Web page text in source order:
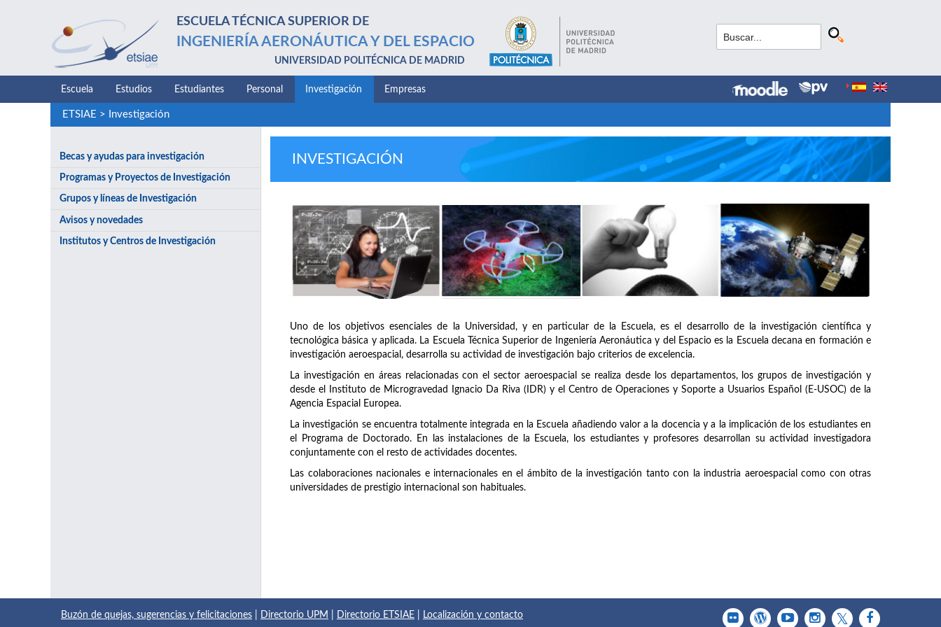
ESCUELA TÉCNICA SUPERIOR DE
INGENIERÍA AERONÁUTICA Y DEL ESPACIO
UNIVERSIDAD POLITÉCNICA DE MADRID
Escuela Estudios Estudiantes Personal Investigación Empresas
ETSIAE > Investigación
Becas y ayudas para investigación
Programas y Proyectos de Investigación
Grupos y líneas de Investigación
Avisos y novedades
Institutos y Centros de Investigación
INVESTIGACIÓN
Uno de los objetivos esenciales de la Universidad, y en particular de la Escuela, es el desarrollo de la investigación científica y
tecnológica básica y aplicada. La Escuela Técnica Superior de Ingeniería Aeronáutica y del Espacio es la Escuela decana en formación e
investigación aeroespacial, desarrolla su actividad de investigación bajo criterios de excelencia.
La investigación en áreas relacionadas con el sector aeroespacial se realiza desde los departamentos, los grupos de investigación y
desde el Instituto de Microgravedad Ignacio Da Riva (IDR) y el Centro de Operaciones y Soporte a Usuarios Español (E-USOC) de la
Agencia Espacial Europea.
La investigación se encuentra totalmente integrada en la Escuela añadiendo valor a la docencia y a la implicación de los estudiantes en
el Programa de Doctorado. En las instalaciones de la Escuela, los estudiantes y profesores desarrollan su actividad investigadora
conjuntamente con el resto de actividades docentes.
Las colaboraciones nacionales e internacionales en el ámbito de la investigación tanto con la industria aeroespacial como con otras
universidades de prestigio internacional son habituales.
Buzón de quejas, sugerencias y felicitaciones Directorio UPM Directorio ETSIAE Localización y contacto